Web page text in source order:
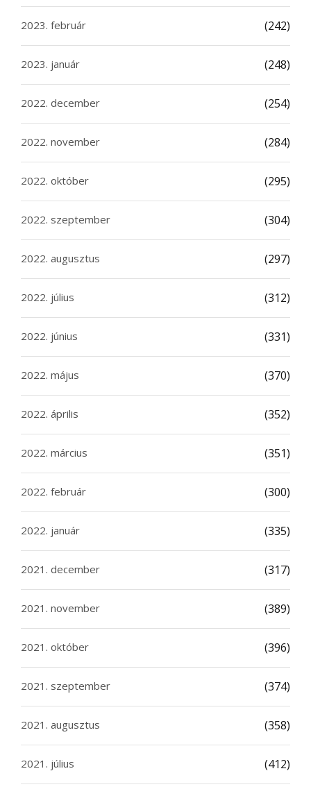
2023. február (242)
2023. január (248)
2022. december (254)
2022. november (284)
2022. október (295)
2022. szeptember (304)
2022. augusztus (297)
2022. július (312)
2022. június (331)
2022. május (370)
2022. április (352)
2022. március (351)
2022. február (300)
2022. január (335)
2021. december (317)
2021. november (389)
2021. október (396)
2021. szeptember (374)
2021. augusztus (358)
2021. július (412)